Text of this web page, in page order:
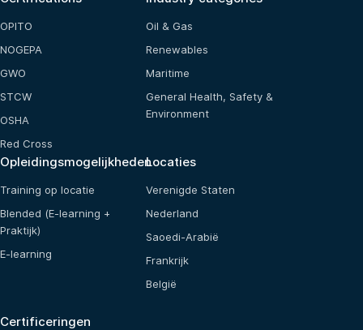
OPITO
NOGEPA
GWO
STCW
OSHA
Red Cross
Oil & Gas
Renewables
Maritime
General Health, Safety &
Environment
Opleidingsmogelijkheden
Training op locatie
Blended (E-learning +
Praktijk)
E-learning
Locaties
Verenigde Staten
Nederland
Saoedi-Arabië
Frankrijk
België
Certificeringen